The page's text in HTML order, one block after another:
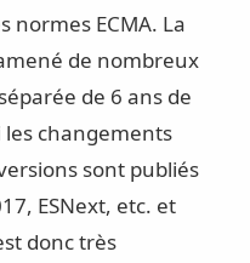
normes ECMA. La
de nombreux
de 6 ans de
les changements
sont publiés
ESNext, etc. et
donc très